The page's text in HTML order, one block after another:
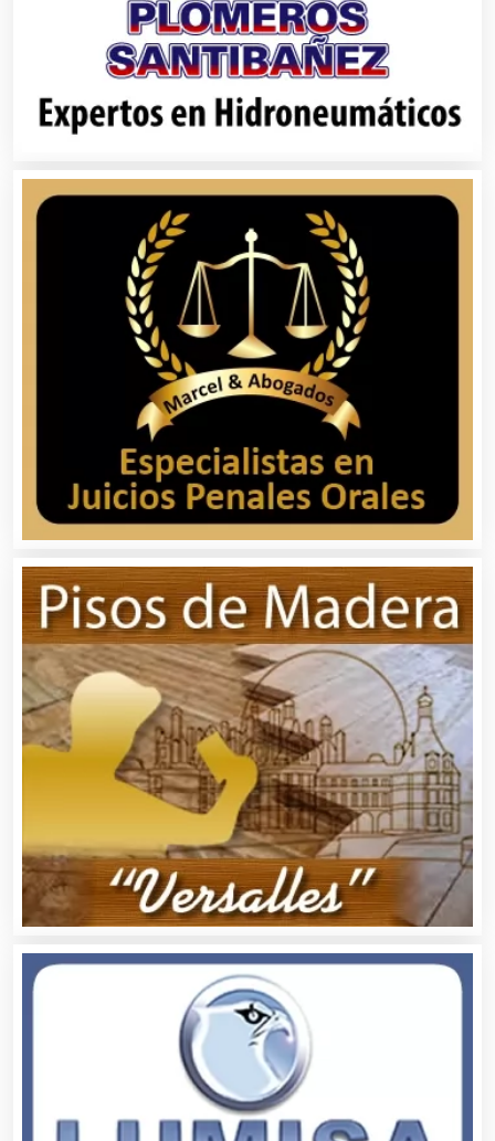
Automóviles Nuevos y Usados
Autopartes Eléctricas
Avaluos
Balnearios
Banquetes
Basculas
Bebidas
Bordados y Estampados